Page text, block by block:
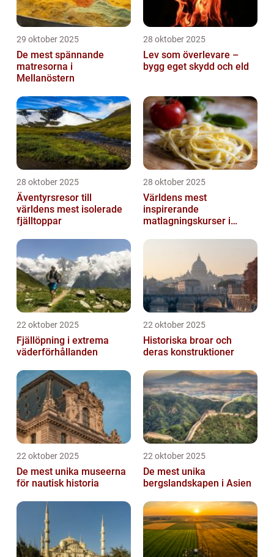
29 oktober 2025
De mest spännande
matresorna i
Mellanöstern
28 oktober 2025
Lev som överlevare –
bygg eget skydd och eld
28 oktober 2025
Äventyrsresor till
världens mest isolerade
fjälltoppar
28 oktober 2025
Världens mest
inspirerande
matlagningskurser i
22 oktober 2025
Fjällöpning i extrema
väderförhållanden
22 oktober 2025
Historiska broar och
deras konstruktioner
22 oktober 2025
De mest unika museerna
för nautisk historia
22 oktober 2025
De mest unika
bergslandskapen i Asien